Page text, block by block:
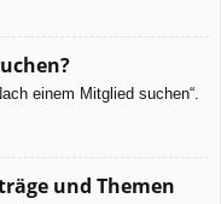
einem Mitglied suchen“.
und Themen